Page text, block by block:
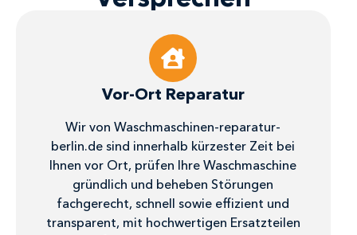
Vor-Ort Reparatur
Wir von Waschmaschinen-reparatur-
berlin.de sind innerhalb kürzester Zeit bei
Ihnen vor Ort, prüfen Ihre Waschmaschine
gründlich und beheben Störungen
fachgerecht, schnell sowie effizient und
transparent, mit hochwertigen Ersatzteilen